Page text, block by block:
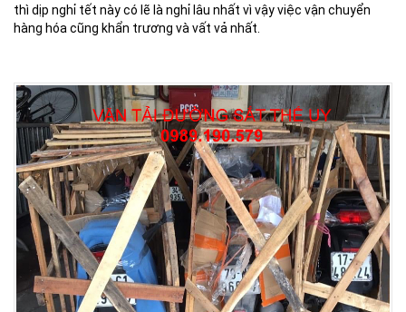
thì dịp nghỉ tết này có lẽ là nghỉ lâu nhất vì vậy việc vận chuyển
hàng hóa cũng khẩn trương và vất vả nhất.